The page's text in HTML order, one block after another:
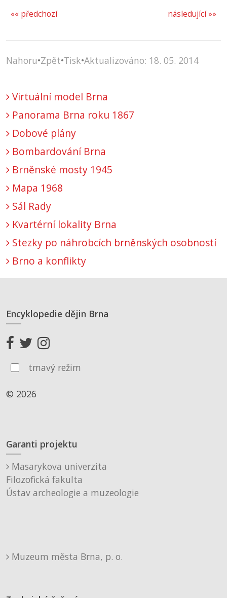
následující »»
«« předchozí
Nahoru•Zpět•Tisk•Aktualizováno: 18. 05. 2014
Virtuální model Brna
Panorama Brna roku 1867
Dobové plány
Bombardování Brna
Brněnské mosty 1945
Mapa 1968
Sál Rady
Kvartérní lokality Brna
Stezky po náhrobcích brněnských osobností
Brno a konflikty
Encyklopedie dějin Brna
tmavý režim
© 2026
Garanti projektu
Masarykova univerzita
Filozofická fakulta
Ústav archeologie a muzeologie
Muzeum města Brna, p. o.